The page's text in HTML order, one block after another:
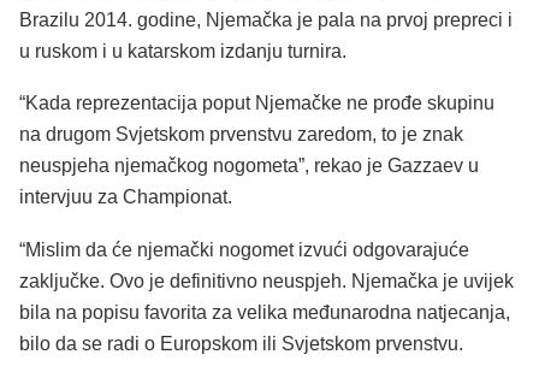
Brazilu 2014. godine, Njemačka je pala na prvoj prepreci i
u ruskom i u katarskom izdanju turnira.
“Kada reprezentacija poput Njemačke ne prođe skupinu
na drugom Svjetskom prvenstvu zaredom, to je znak
neuspjeha njemačkog nogometa”, rekao je Gazzaev u
intervjuu za Championat.
“Mislim da će njemački nogomet izvući odgovarajuće
zaključke. Ovo je definitivno neuspjeh. Njemačka je uvijek
bila na popisu favorita za velika međunarodna natjecanja,
bilo da se radi o Europskom ili Svjetskom prvenstvu.